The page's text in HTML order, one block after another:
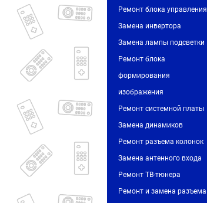
Ремонт блока управления
Замена инвертора
Замена лампы подсветки
Ремонт блока
формирования
изображения
Ремонт системной платы
Замена динамиков
Ремонт разъема колонок
Замена антенного входа
Ремонт ТВ-тюнера
Ремонт и замена разъема